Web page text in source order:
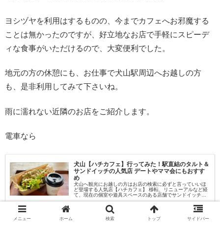
ヨシヅヤを利用はするものの、今までカフェへお邪魔する
ことは無かったのですが、好立地なお店で手軽にスピーデ
ィな食事がいただけるので、大変便利でした。
地元の方の休憩にも、お仕事で犬山駅周辺へお越しの方
も、是非利用してみて下さいね。
雨に濡れない近隣のお店をご紹介します。
電車なら
犬山【ハチカフェ】行ってみた！駅直結のタルト＆
サンドイッチの人気店 デートやママ会にもおすす
め
犬山へ観光にお越しの方はお店の検索に必ずと言っていいほ
ど登場する人気店【ハチカフェ】 移転、リニューアルなど経
て、現在の個室や遊具スペースのある店舗でサンドイッチや
タルトのカフェとなりました。 犬山城下町へお出かけの方の
カフェスポットや、マ...
inuyamania.jp
メニュー ホーム 検索 トップ サイドバー